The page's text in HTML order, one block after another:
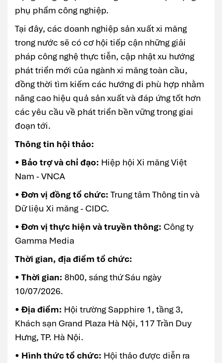
phụ phẩm công nghiệp.
Tại đây, các doanh nghiệp sản xuất xi măng
trong nước sẽ có cơ hội tiếp cận những giải
pháp công nghệ thực tiễn, cập nhật xu hướng
phát triển mới của ngành xi măng toàn cầu,
đồng thời tìm kiếm các hướng đi phù hợp nhằm
nâng cao hiệu quả sản xuất và đáp ứng tốt hơn
các yêu cầu về phát triển bền vững trong giai
đoạn tới.
Thông tin hội thảo:
• Bảo trợ và chỉ đạo: Hiệp hội Xi măng Việt
Nam - VNCA
• Đơn vị đồng tổ chức: Trung tâm Thông tin và
Dữ liệu Xi măng - CIDC.
• Đơn vị thực hiện và truyền thông: Công ty
Gamma Media
Thời gian, địa điểm tổ chức:
• Thời gian: 8h00, sáng thứ Sáu ngày
10/07/2026.
• Địa điểm: Hội trường Sapphire 1, tầng 3,
Khách sạn Grand Plaza Hà Nội, 117 Trần Duy
Hưng, TP. Hà Nội.
• Hình thức tổ chức: Hội thảo được diễn ra